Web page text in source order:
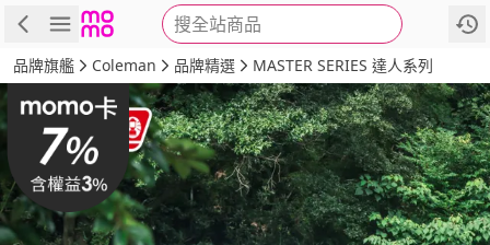
搜全站商品
商品 評價 詳情
品牌旗艦 Coleman 品牌精選 MASTER SERIES 達人系列